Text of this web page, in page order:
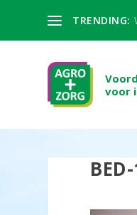
TRENDING:
voor